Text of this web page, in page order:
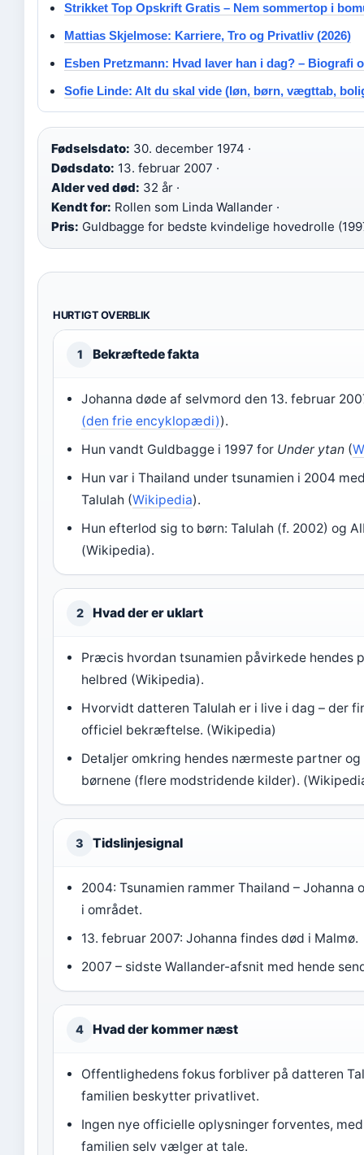
Strikket Top Opskrift Gratis – Nem sommertop i
Mattias Skjelmose: Karriere, Tro og Privatliv (2026)
Esben Pretzmann: Hvad laver han i dag? – Biografi
Sofie Linde: Alt du skal vide (løn, børn, vægttab,
Fødselsdato: 30. december 1974 ·
Dødsdato: 13. februar 2007 ·
Alder ved død: 32 år ·
Kendt for: Rollen som Linda Wallander ·
Pris: Guldbagge for bedste kvindelige hovedrolle
HURTIGT OVERBLIK
1 Bekræftede fakta
Johanna døde af selvmord den 13. februar
(den frie encyklopædi)).
Hun vandt Guldbagge i 1997 for Under ytan (
Hun var i Thailand under tsunamien i 2004
Talulah (Wikipedia).
Hun efterlod sig to børn: Talulah (f. 2002) og
(Wikipedia).
2 Hvad der er uklart
Præcis hvordan tsunamien påvirkede hendes
helbred (Wikipedia).
Hvorvidt datteren Talulah er i live i dag – der
officiel bekræftelse. (Wikipedia)
Detaljer omkring hendes nærmeste partner
børnene (flere modstridende kilder).
3 Tidslinjesignal
2004: Tsunamien rammer Thailand – Johanna
i området.
13. februar 2007: Johanna findes død i Malmø.
2007 – sidste Wallander-afsnit med hende
4 Hvad der kommer næst
Offentlighedens fokus forbliver på datteren
familien beskytter privatlivet.
Ingen nye officielle oplysninger forventes,
familien selv vælger at tale.